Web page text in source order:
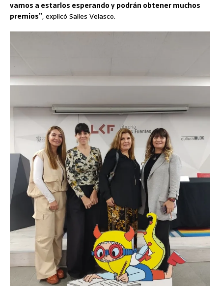
vamos a estarlos esperando y podrán obtener muchos
premios”, explicó Salles Velasco.